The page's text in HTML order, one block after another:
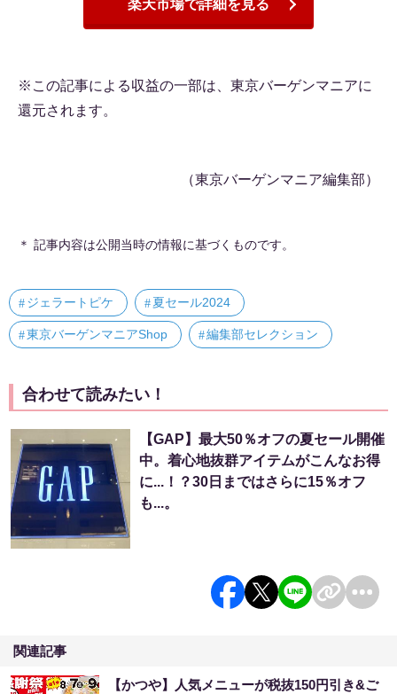
楽天市場で詳細を見る
※この記事による収益の一部は、東京バーゲンマニアに
還元されます。
（東京バーゲンマニア編集部）
＊ 記事内容は公開当時の情報に基づくものです。
ジェラートピケ 夏セール2024
東京バーゲンマニアShop 編集部セレクション
合わせて読みたい！
【GAP】最大50％オフの夏セール開催
中。着心地抜群アイテムがこんなお得
に...！？30日まではさらに15％オフ
も...。
関連記事
【かつや】人気メニューが税抜150円引き&ご